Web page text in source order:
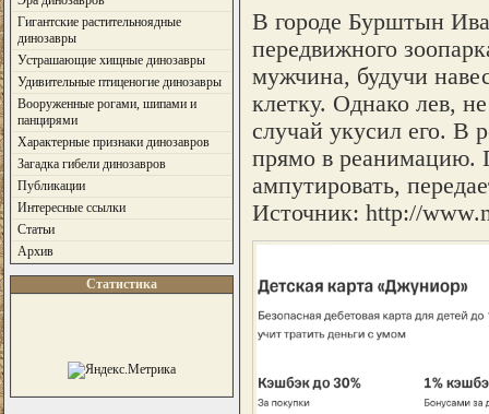
Гигантские растительноядные
динозавры
Устрашающие хищные динозавры
Удивительные птиценогие динозавры
Вооруженные рогами, шипами и
панцирями
Характерные признаки динозавров
Загадка гибели динозавров
Публикации
Интересные ссылки
Статьи
Архив
Статистика
В городе Бурштын
передвижного
мужчина, будучи
клетку. Однако лев,
случай укусил его. В
прямо в реанимацию.
ампутировать,
Источник: http://